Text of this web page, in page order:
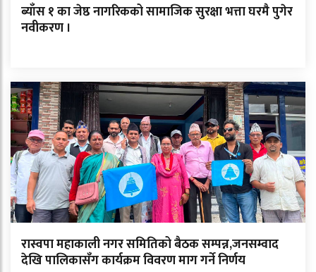
ब्याँस १ का जेष्ठ नागरिकको सामाजिक सुरक्षा भत्ता घरमै पुगेर
नवीकरण ।
रास्वपा महाकाली नगर समितिको बैठक सम्पन्न,जनसम्वाद
देखि पालिकासँग कार्यक्रम विवरण माग गर्ने निर्णय